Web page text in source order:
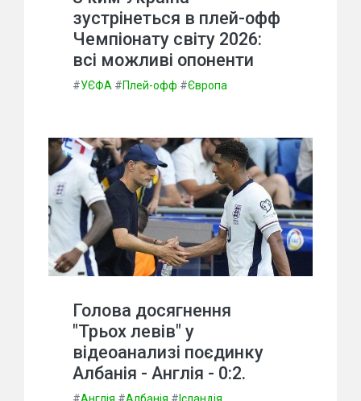
зустрінеться в плей-офф
Чемпіонату світу 2026:
всі можливі опоненти
#УЄФА #Плей-офф #Європа
Голова досягнення
"Трьох левів" у
відеоанализі поєдинку
Албанія - Англія - 0:2.